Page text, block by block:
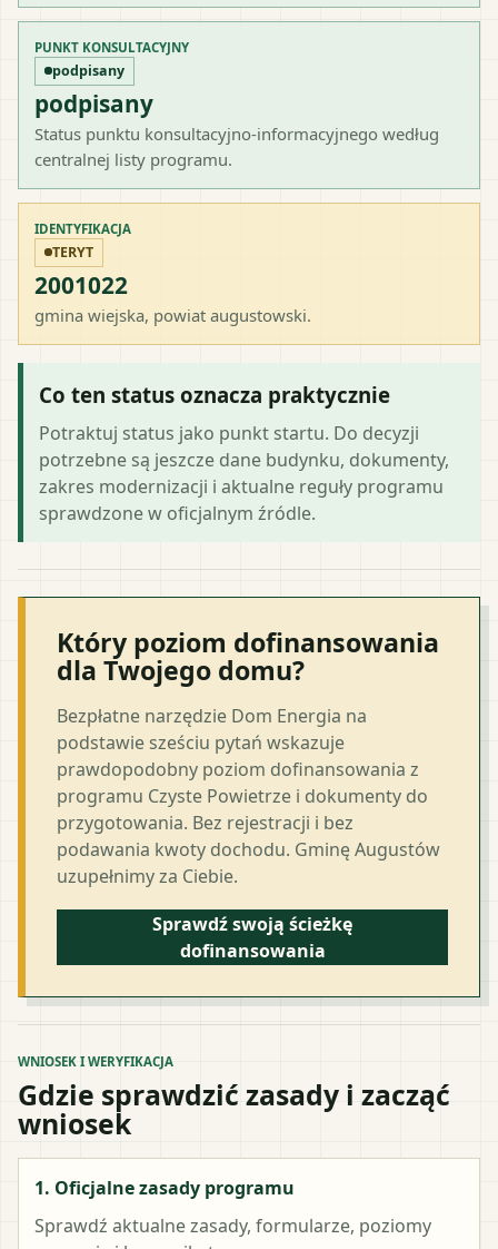
PUNKT KONSULTACYJNY
podpisany
podpisany
Status punktu konsultacyjno-informacyjnego według
centralnej listy programu.
IDENTYFIKACJA
TERYT
2001022
gmina wiejska, powiat augustowski.
Co ten status oznacza praktycznie
Potraktuj status jako punkt startu. Do decyzji
potrzebne są jeszcze dane budynku, dokumenty,
zakres modernizacji i aktualne reguły programu
sprawdzone w oficjalnym źródle.
Który poziom dofinansowania
dla Twojego domu?
Bezpłatne narzędzie Dom Energia na
podstawie sześciu pytań wskazuje
prawdopodobny poziom dofinansowania z
programu Czyste Powietrze i dokumenty do
przygotowania. Bez rejestracji i bez
podawania kwoty dochodu. Gminę Augustów
uzupełnimy za Ciebie.
Sprawdź swoją ścieżkę
dofinansowania
WNIOSEK I WERYFIKACJA
Gdzie sprawdzić zasady i zacząć
wniosek
1. Oficjalne zasady programu
Sprawdź aktualne zasady, formularze, poziomy